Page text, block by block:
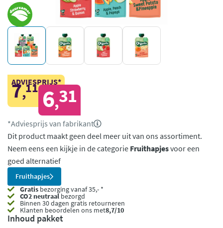
ADVIESPRIJS*
7,11 6,31
*Adviesprijs van fabrikant
Dit product maakt geen deel meer uit van ons assortiment.
Neem eens een kijkje in de categorie Fruithapjesvoor een
goed alternatief
Fruithapjes
Gratis bezorging vanaf 35,- *
CO2 neutraalbezorgd
Binnen 30 dagen gratis retourneren
Klanten beoordelen ons met8,7/10
Inhoud pakket